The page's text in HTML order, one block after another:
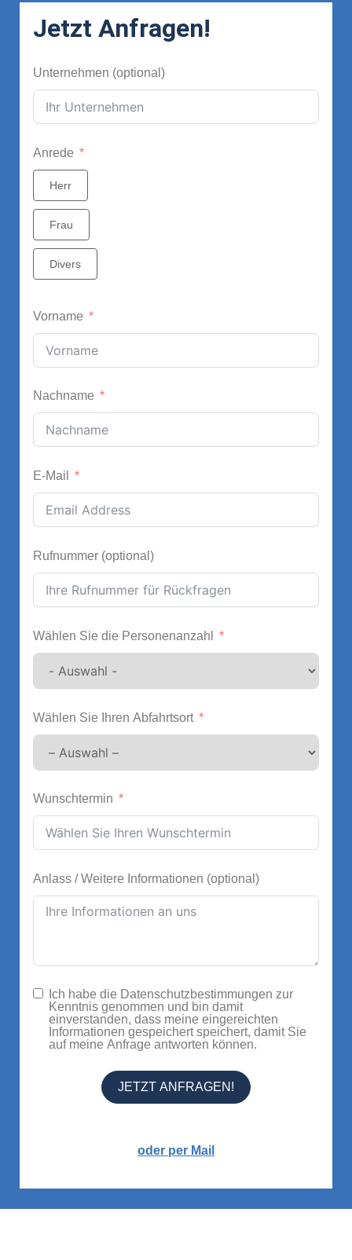
Jetzt Anfragen!
Unternehmen (optional)
Anrede
Herr
Frau
Divers
Vorname
Nachname
E-Mail
Rufnummer (optional)
Wählen Sie die Personenanzahl
Wählen Sie Ihren Abfahrtsort
Wunschtermin
Anlass / Weitere Informationen (optional)
Ich habe die Datenschutzbestimmungen zur
Kenntnis genommen und bin damit
einverstanden, dass meine eingereichten
Informationen gespeichert speichert, damit Sie
auf meine Anfrage antworten können.
JETZT ANFRAGEN!
oder per Mail